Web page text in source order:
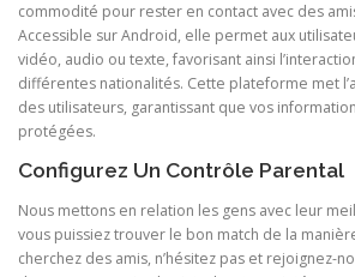
commodité pour rester en contact avec des
Accessible sur Android, elle permet aux
vidéo, audio ou texte, favorisant ainsi
différentes nationalités. Cette plateforme met
des utilisateurs, garantissant que vos
protégées.
Configurez Un Contrôle Parental
Nous mettons en relation les gens avec leur
vous puissiez trouver le bon match de la
cherchez des amis, n’hésitez pas et rejoignez-